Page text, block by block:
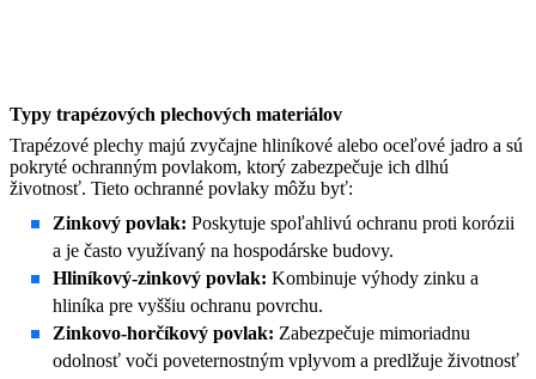
Typy trapézových plechových materiálov
Trapézové plechy majú zvyčajne hliníkové alebo oceľové jadro a sú
pokryté ochranným povlakom, ktorý zabezpečuje ich dlhú
životnosť. Tieto ochranné povlaky môžu byť:
Zinkový povlak: Poskytuje spoľahlivú ochranu proti korózii
a je často využívaný na hospodárske budovy.
Hliníkový-zinkový povlak: Kombinuje výhody zinku a
hliníka pre vyššiu ochranu povrchu.
Zinkovo-horčíkový povlak: Zabezpečuje mimoriadnu
odolnosť voči poveternostným vplyvom a predlžuje životnosť